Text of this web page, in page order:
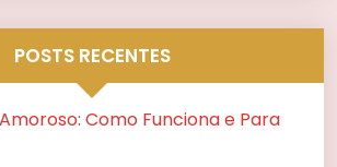
POSTS RECENTES
Como Funciona e Para